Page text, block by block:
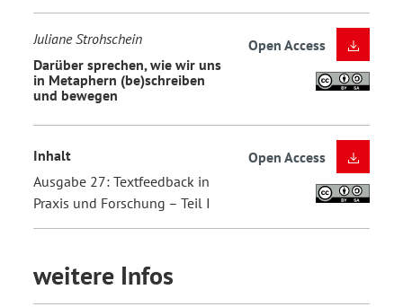
Juliane Strohschein
Darüber sprechen, wie wir uns
in Metaphern (be)schreiben
und bewegen
Open Access
Inhalt
Ausgabe 27: Textfeedback in
Praxis und Forschung – Teil I
Open Access
weitere Infos